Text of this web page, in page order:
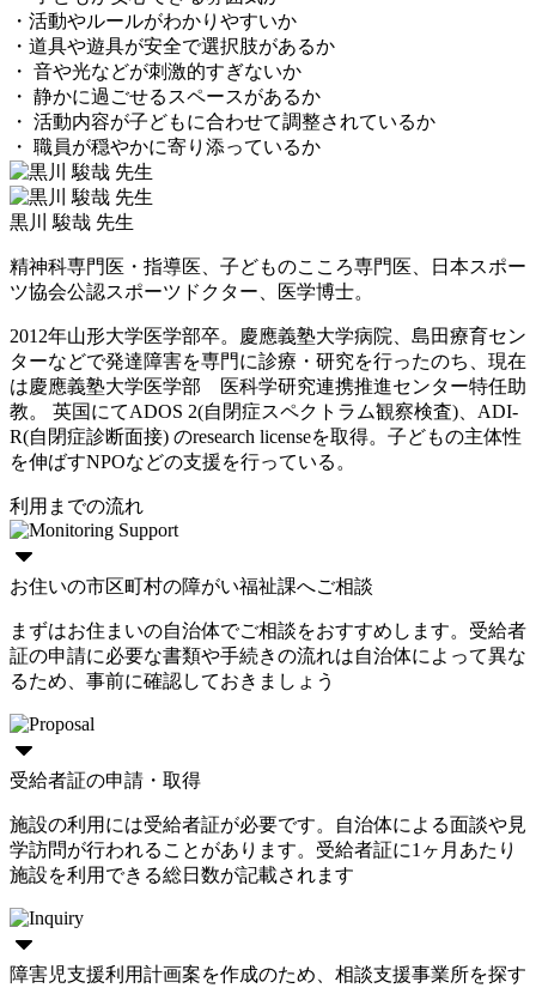
・活動やルールがわかりやすいか
・道具や遊具が安全で選択肢があるか
・ 音や光などが刺激的すぎないか
・ 静かに過ごせるスペースがあるか
・ 活動内容が子どもに合わせて調整されているか
・ 職員が穏やかに寄り添っているか
黒川 駿哉 先生
精神科専門医・指導医、子どものこころ専門医、日本スポー
ツ協会公認スポーツドクター、医学博士。
2012年山形大学医学部卒。慶應義塾大学病院、島田療育セン
ターなどで発達障害を専門に診療・研究を行ったのち、現在
は慶應義塾大学医学部 医科学研究連携推進センター特任助
教。 英国にてADOS 2(自閉症スペクトラム観察検査)、ADI-
R(自閉症診断面接) のresearch licenseを取得。子どもの主体性
を伸ばすNPOなどの支援を行っている。
利用までの流れ
お住いの市区町村の障がい福祉課へご相談
まずはお住まいの自治体でご相談をおすすめします。受給者
証の申請に必要な書類や手続きの流れは自治体によって異な
るため、事前に確認しておきましょう
受給者証の申請・取得
施設の利用には受給者証が必要です。自治体による面談や見
学訪問が行われることがあります。受給者証に1ヶ月あたり
施設を利用できる総日数が記載されます
障害児支援利用計画案を作成のため、相談支援事業所を探す